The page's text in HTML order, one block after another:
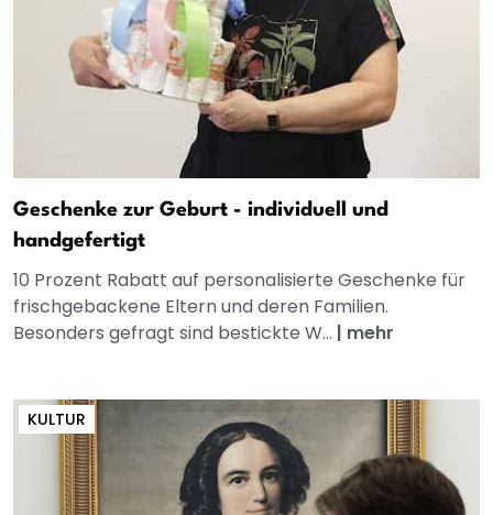
Geschenke zur Geburt - individuell und
handgefertigt
10 Prozent Rabatt auf personalisierte Geschenke für
frischgebackene Eltern und deren Familien.
Besonders gefragt sind bestickte W... | mehr
KULTUR